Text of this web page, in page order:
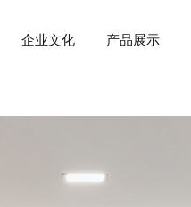
企业文化 产品展示